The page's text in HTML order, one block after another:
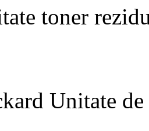
toner
Unitate